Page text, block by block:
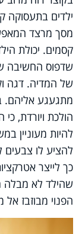
ילדים בתעסוקה
מסך מרצד
קסמים. יכולת
שדפוס החשיבה
של המדיה. דגה
מתגעגע אליהם.
הולכת ויורדת, כי
להיות מעוניין
להציע לו צבעים
כך לייצר
שהילד לא מבלה
הפנוי מבוזבז